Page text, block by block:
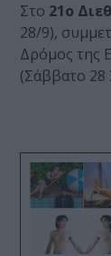
Στο 21ο
28/9),
Δρόμος της
(Σάββατο 28